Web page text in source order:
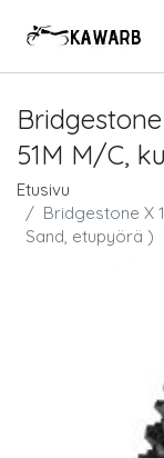
51M M/C,
Etusivu
Bridgestone X
Sand, etupyörä )